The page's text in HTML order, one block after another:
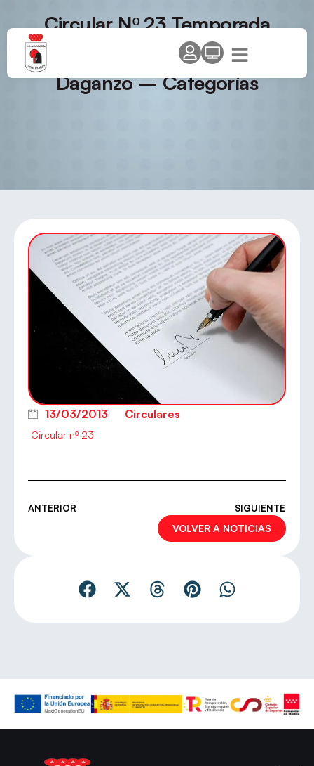
Circular Nº 23 Temporada
2012/13 – VIII Open «Circuito
Comunidad» – Torneo de
Daganzo – Categorías
13/03/2013 Circulares
Circular nº 23
ANTERIOR SIGUIENTE
VOLVER A NOTICIAS